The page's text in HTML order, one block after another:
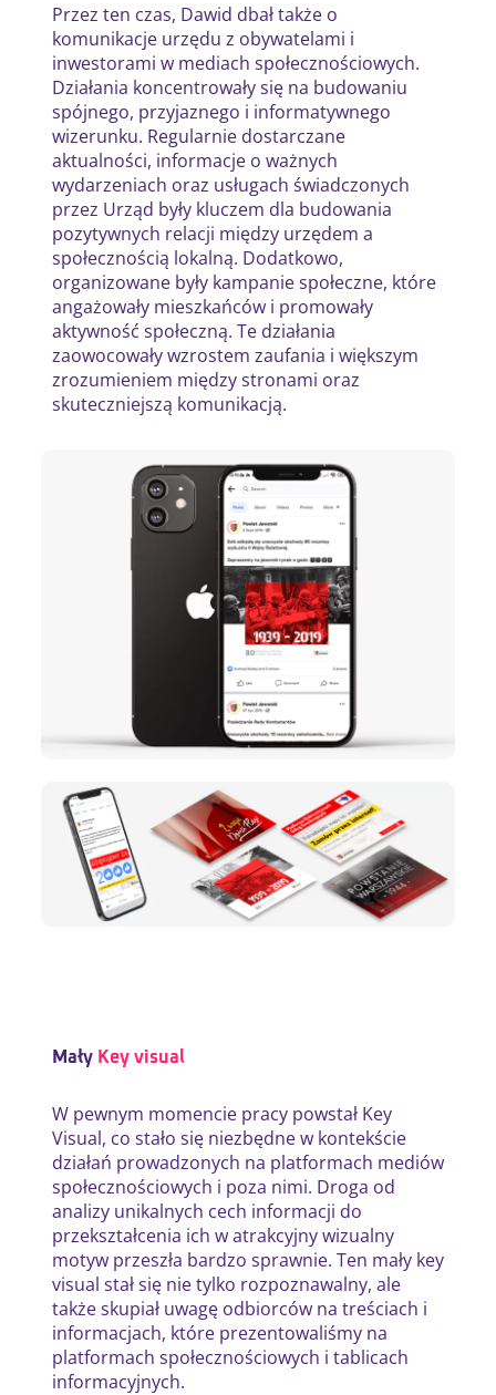
Przez ten czas, Dawid dbał także o
komunikacje urzędu z obywatelami i
inwestorami w mediach społecznościowych.
Działania koncentrowały się na budowaniu
spójnego, przyjaznego i informatywnego
wizerunku. Regularnie dostarczane
aktualności, informacje o ważnych
wydarzeniach oraz usługach świadczonych
przez Urząd były kluczem dla budowania
pozytywnych relacji między urzędem a
społecznością lokalną. Dodatkowo,
organizowane były kampanie społeczne, które
angażowały mieszkańców i promowały
aktywność społeczną. Te działania
zaowocowały wzrostem zaufania i większym
zrozumieniem między stronami oraz
skuteczniejszą komunikacją.
MałyKey visual
W pewnym momencie pracy powstał Key
Visual, co stało się niezbędne w kontekście
działań prowadzonych na platformach mediów
społecznościowych i poza nimi. Droga od
analizy unikalnych cech informacji do
przekształcenia ich w atrakcyjny wizualny
motyw przeszła bardzo sprawnie. Ten mały key
visual stał się nie tylko rozpoznawalny, ale
także skupiał uwagę odbiorców na treściach i
informacjach, które prezentowaliśmy na
platformach społecznościowych i tablicach
informacyjnych.